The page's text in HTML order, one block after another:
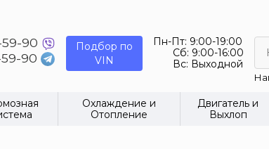
90
90
Подбор по
VIN
Пн-Пт: 9:00-19:00
Сб: 9:00-16:00
Вс: Выходной
Охлаждение и
Отопление
Двигатель и
Выхлоп